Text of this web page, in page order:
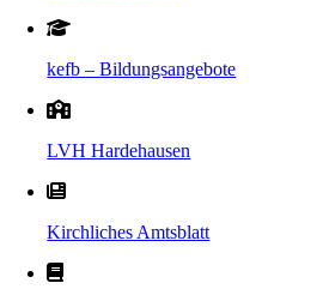
kefb – Bildungsangebote
LVH Hardehausen
Kirchliches Amtsblatt